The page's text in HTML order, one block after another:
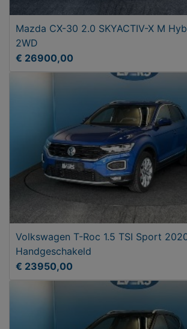
Mazda CX-30 2.0 SKYACTIV-X M
2WD
€ 26900,00
Volkswagen T-Roc 1.5 TSI Sport
Handgeschakeld
€ 23950,00